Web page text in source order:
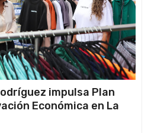
impulsa Plan
Económica en La